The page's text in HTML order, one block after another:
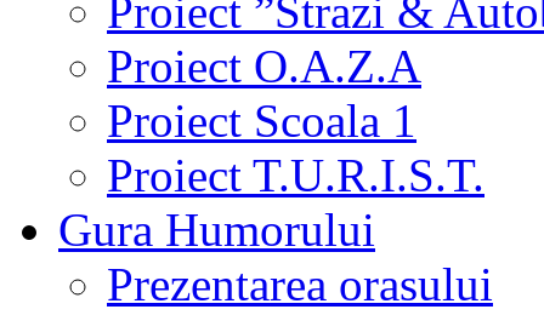
Proiect ”Strazi &
Proiect O.A.Z.A
Proiect Scoala 1
Proiect T.U.R.I.S.T.
Gura Humorului
Prezentarea orasului